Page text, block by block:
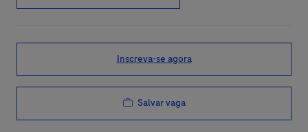
Inscreva-se agora
Salvar vaga